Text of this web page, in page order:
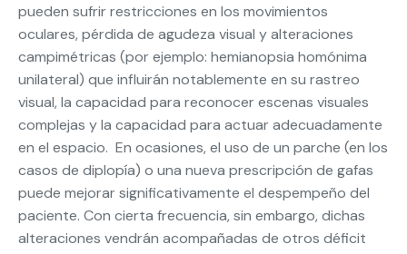
pueden sufrir restricciones en los movimientos
oculares, pérdida de agudeza visual y alteraciones
campimétricas (por ejemplo: hemianopsia homónima
unilateral) que influirán notablemente en su rastreo
visual, la capacidad para reconocer escenas visuales
complejas y la capacidad para actuar adecuadamente
en el espacio. En ocasiones, el uso de un parche (en los
casos de diplopía) o una nueva prescripción de gafas
puede mejorar significativamente el despempeño del
paciente. Con cierta frecuencia, sin embargo, dichas
alteraciones vendrán acompañadas de otros déficit